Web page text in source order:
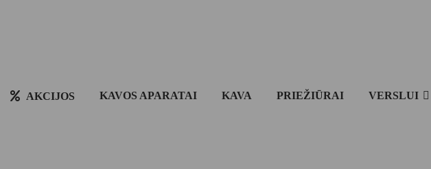
AKCIJOS KAVOS APARATAI KAVA PRIEŽIŪRAI VERSLUI